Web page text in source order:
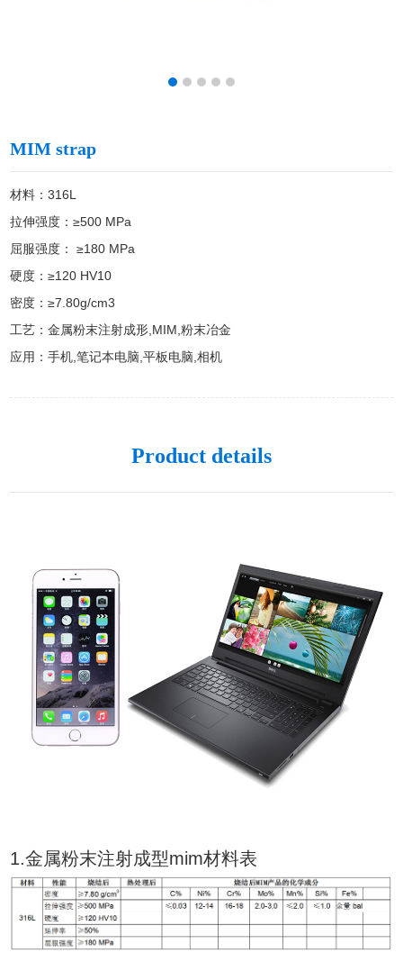
MIM strap
材料：316L
拉伸强度：≥500 MPa
屈服强度： ≥180 MPa
硬度：≥120 HV10
密度：≥7.80g/cm3
工艺：金属粉末注射成形,MIM,粉末冶金
应用：手机,笔记本电脑,平板电脑,相机
Product details
1.金属粉末注射成型mim材料表